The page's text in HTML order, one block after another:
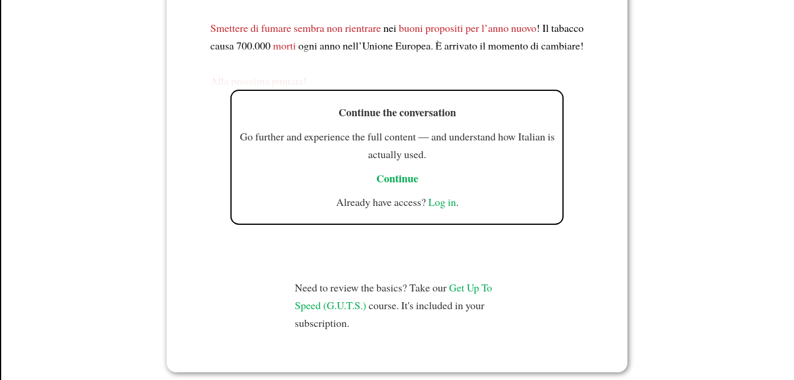
Smettere di fumare sembra non rientrarenei buoni propositi per l’anno nuovo! Il tabacco
causa 700.000morti ogni anno nell’Unione Europea. È arrivato il momento di cambiare!
Alla prossima puntata!
Continue the conversation
Go further and experience the full content — and understand how Italian is
actually used.
Continue
Already have access?Log in.
Need to review the basics? Take ourGet Up To
Speed (G.U.T.S.) course. It's included in your
subscription.